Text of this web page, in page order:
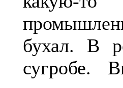
бухал. В
сугробе.